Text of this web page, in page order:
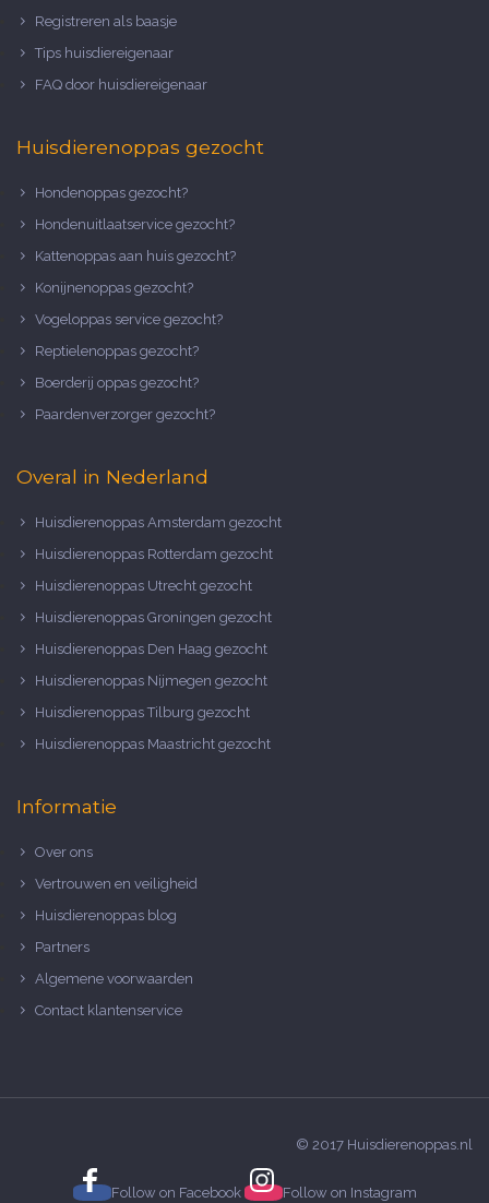
Registreren als baasje
Tips huisdiereigenaar
FAQ door huisdiereigenaar
Huisdierenoppas gezocht
Hondenoppas gezocht?
Hondenuitlaatservice gezocht?
Kattenoppas aan huis gezocht?
Konijnenoppas gezocht?
Vogeloppas service gezocht?
Reptielenoppas gezocht?
Boerderij oppas gezocht?
Paardenverzorger gezocht?
Overal in Nederland
Huisdierenoppas Amsterdam gezocht
Huisdierenoppas Rotterdam gezocht
Huisdierenoppas Utrecht gezocht
Huisdierenoppas Groningen gezocht
Huisdierenoppas Den Haag gezocht
Huisdierenoppas Nijmegen gezocht
Huisdierenoppas Tilburg gezocht
Huisdierenoppas Maastricht gezocht
Informatie
Over ons
Vertrouwen en veiligheid
Huisdierenoppas blog
Partners
Algemene voorwaarden
Contact klantenservice
© 2017 Huisdierenoppas.nl
Follow on Facebook Follow on Instagram